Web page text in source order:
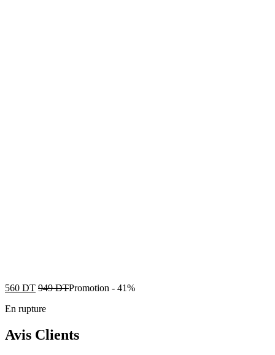
560 DT 949DTPromotion - 41%
En rupture
Avis Clients